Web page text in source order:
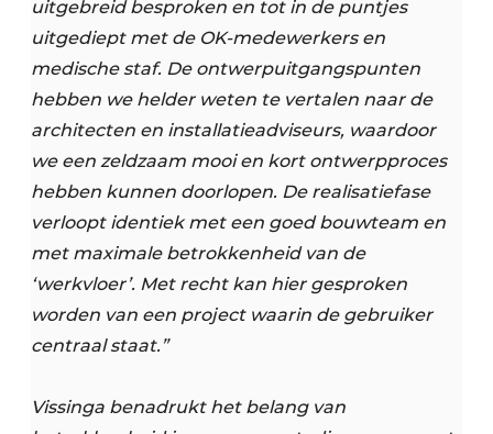
uitgebreid besproken en tot in de puntjes
uitgediept met de OK-medewerkers en
medische staf. De ontwerpuitgangspunten
hebben we helder weten te vertalen naar de
architecten en installatieadviseurs, waardoor
we een zeldzaam mooi en kort ontwerpproces
hebben kunnen doorlopen. De realisatiefase
verloopt identiek met een goed bouwteam en
met maximale betrokkenheid van de
‘werkvloer’. Met recht kan hier gesproken
worden van een project waarin de gebruiker
centraal staat.”
Vissinga benadrukt het belang van